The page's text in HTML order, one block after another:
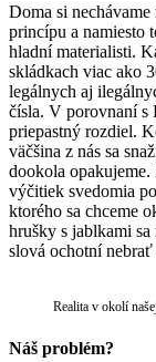
Doma si
princípu a namiesto
hladní materialisti.
skládkach viac ako
legálnych aj
čísla. V porovnaní s
priepastný rozdiel.
väčšina z nás sa
dookola
výčitiek svedomia
ktorého sa chceme
hrušky s jablkami
slová ochotní nebrať
Realita v okolí
Náš problém?